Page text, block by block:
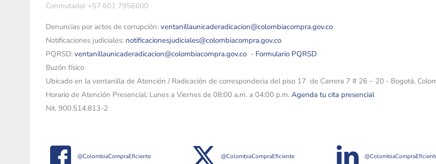
Conmutador +57 601 7956600
Denuncias por actos de corrupción: ventanillaunicaderadicacion@colombiacompra.gov.co
Notificaciones judiciales: notificacionesjudiciales@colombiacompra.gov.co
PQRSD: ventanillaunicaderadicacion@colombiacompra.gov.co - Formulario PQRSD
Buzón físico
Ubicado en la ventanilla de Atención / Radicación de correspondecia del piso 17 de Carrera 7 # 26 – 20 - Bogotá,
Horario de Atención Presencial: Lunes a Viernes de 08:00 a.m. a 04:00 p.m. Agenda tu cita presencial
Nit. 900.514.813-2
@ColombiaCompraEficiente @ColombiaCompraEficiente